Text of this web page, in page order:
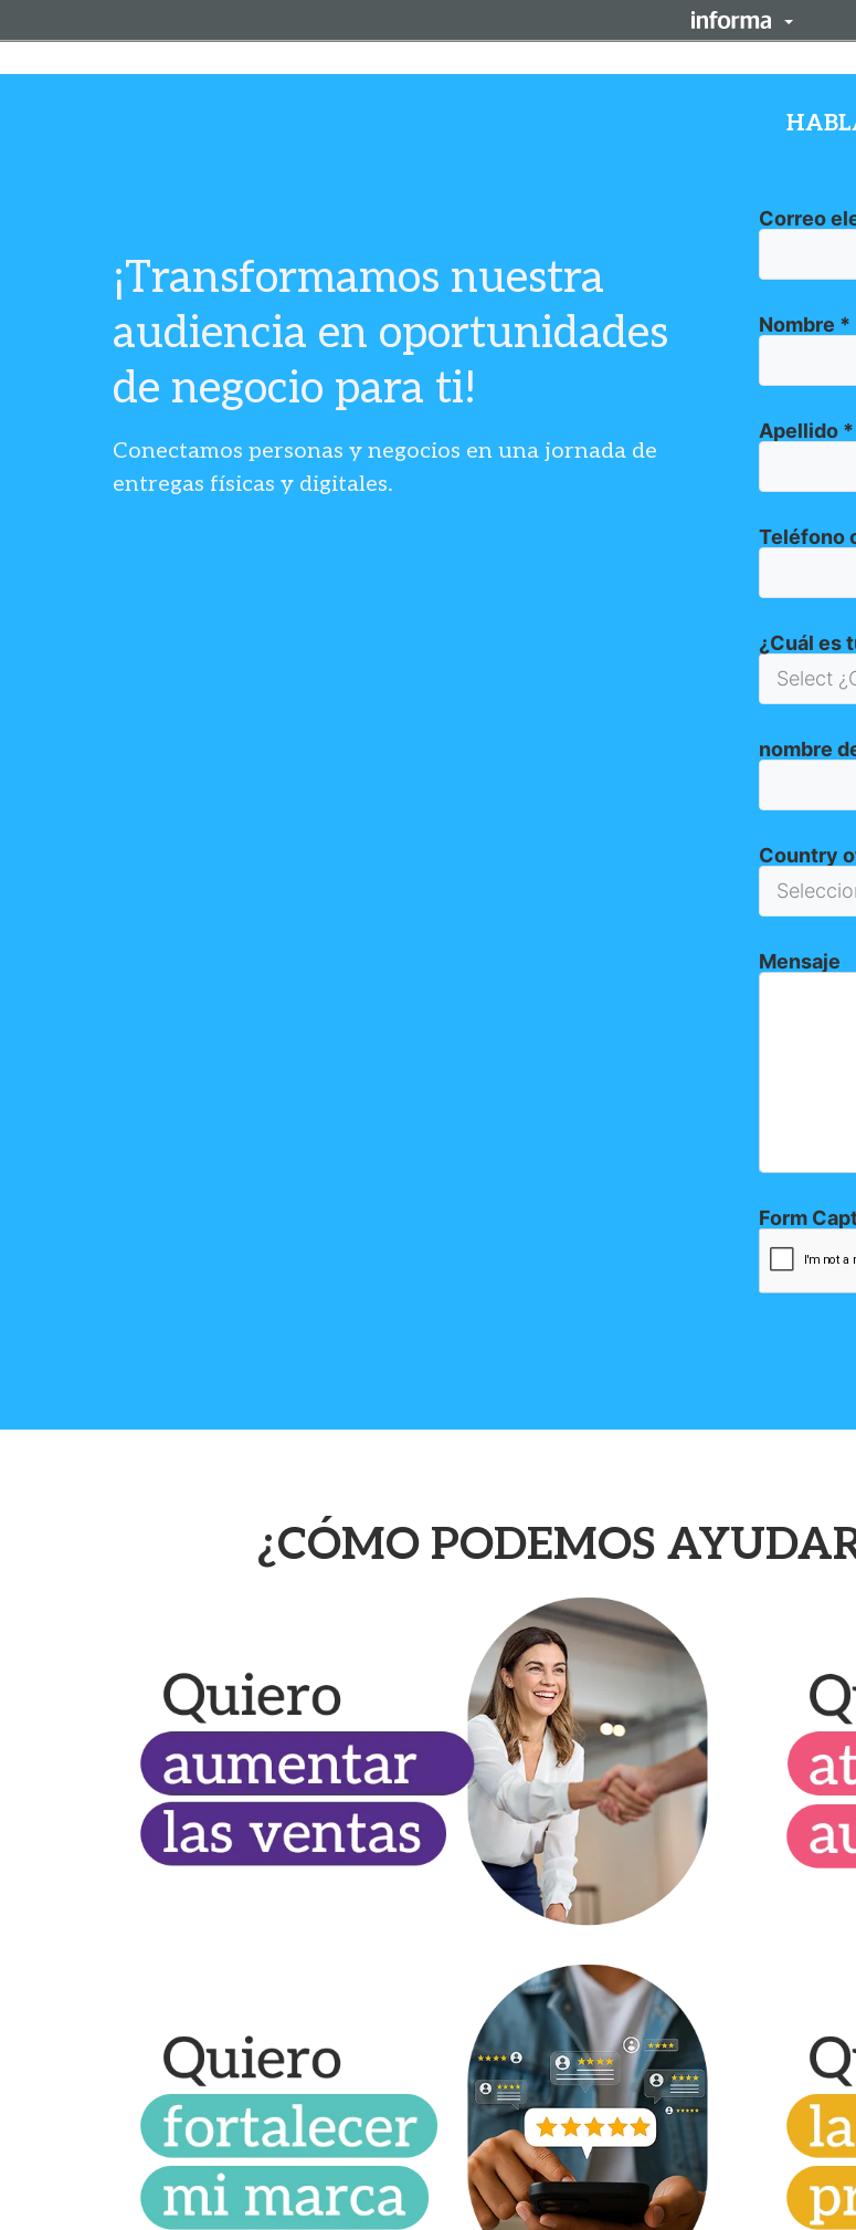
¡Transformamos nuestra
audiencia en oportunidades
de negocio para ti!
Conectamos personas y negocios en una jornada de
entregas físicas y digitales.
Correo
Nombre *
Apellido *
Teléfono
¿Cuál es
nombre
Country
Mensaje
Form
¿CÓMO PODEMOS